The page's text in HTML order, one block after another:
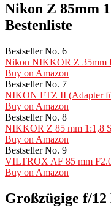
Nikon Z 85mm
Bestenliste
Bestseller No. 6
Nikon NIKKOR Z 35mm
Buy on Amazon
Bestseller No. 7
NIKON FTZ II (Adapter
Buy on Amazon
Bestseller No. 8
NIKKOR Z 85 mm 1:1,8 S
Buy on Amazon
Bestseller No. 9
VILTROX AF 85 mm
Buy on Amazon
Großzügige f/12